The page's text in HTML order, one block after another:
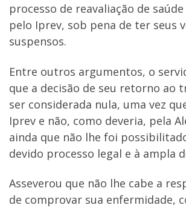
processo de reavaliação de
pelo Iprev, sob pena de ter seus
suspensos.
Entre outros argumentos, o
que a decisão de seu retorno ao
ser considerada nula, uma vez
Iprev e não, como deveria, pela
ainda que não lhe foi
devido processo legal e à ampla
Asseverou que não lhe cabe a
de comprovar sua enfermidade,